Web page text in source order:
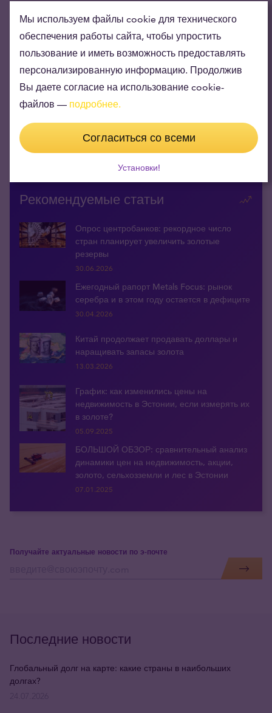
Цена золота (XAU-EUR)
Цена серебра (XAG-EUR)
54,99 EUR/oz
Рекомендуемые статьи
Опрос центробанков: рекордное число
стран планирует увеличить золотые
резервы
30.06.2026
Ежегодный рапорт Metals Focus: рынок
серебра и в этом году остается в дефиците
30.04.2026
Китай продолжает продавать доллары и
наращивать запасы золота
13.03.2026
График: как изменились цены на
недвижимость в Эстонии, если измерять их
в золоте?
05.09.2025
БОЛЬШОЙ ОБЗОР: сравнительный анализ
динамики цен на недвижимость, акции,
золото, сельхозземли и лес в Эстонии
07.01.2025
Получайте актуальные новости по э-почте
Последние новости
Глобальный долг на карте: какие страны в наибольших
долгах?
Мы используем файлы cookie для технического
обеспечения работы сайта, чтобы упростить
пользование и иметь возможность предоставлять
персонализированную информацию. Продолжив
Вы даете согласие на использование cookie-
файлов — подробнее.
Согласиться со всеми
Установки!